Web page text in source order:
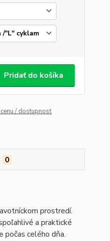
Pridať do košíka
/ dostupnosť
0
prostredí.
a praktické
počas celého dňa.